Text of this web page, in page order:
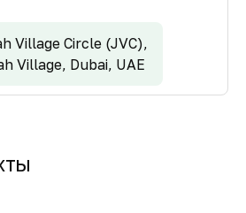
Village Circle (JVC),
Village, Dubai, UAE